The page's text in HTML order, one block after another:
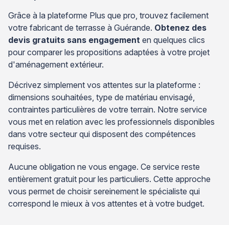
Grâce à la plateforme Plus que pro, trouvez facilement
votre fabricant de terrasse à Guérande. Obtenez des
devis gratuits sans engagement en quelques clics
pour comparer les propositions adaptées à votre projet
d'aménagement extérieur.
Décrivez simplement vos attentes sur la plateforme :
dimensions souhaitées, type de matériau envisagé,
contraintes particulières de votre terrain. Notre service
vous met en relation avec les professionnels disponibles
dans votre secteur qui disposent des compétences
requises.
Aucune obligation ne vous engage. Ce service reste
entièrement gratuit pour les particuliers. Cette approche
vous permet de choisir sereinement le spécialiste qui
correspond le mieux à vos attentes et à votre budget.